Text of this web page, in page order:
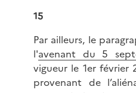
15
Par ailleurs, le
l'avenant du 5
vigueur le 1er février
provenant de